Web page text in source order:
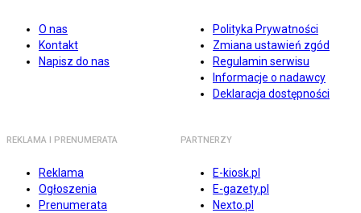
O nas
Kontakt
Napisz do nas
Polityka Prywatności
Zmiana ustawień zgód
Regulamin serwisu
Informacje o nadawcy
Deklaracja dostępności
REKLAMA I PRENUMERATA
Reklama
Ogłoszenia
Prenumerata
PARTNERZY
E-kiosk.pl
E-gazety.pl
Nexto.pl